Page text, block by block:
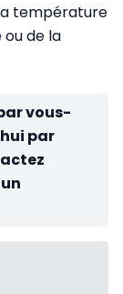
température
de la
vous-
par